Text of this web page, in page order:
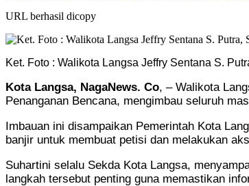
URL berhasil dicopy
Ket. Foto : Walikota Langsa Jeffry Sentana S.
Kota Langsa, NagaNews. Co, – Walikota
Penanganan Bencana, mengimbau seluruh
Imbauan ini disampaikan Pemerintah Kota
banjir untuk membuat petisi dan melakukan
Suhartini selalu Sekda Kota Langsa,
langkah tersebut penting guna memastikan